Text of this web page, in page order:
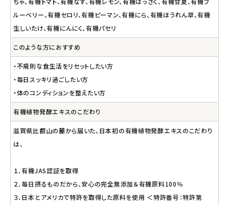
ルーベリー、有機セロリ、有機ピーマン、有機にら、有機ほうれん草、有機
生しいたけ、有機にんにく、有機パセリ
このような方におすすめ
・不規則な食生活をリセットしたい方
・毎日スッキリ過ごしたい方
・体のコンディションを整えたい方
有機植物発酵エキスのこだわり
滋賀県比叡山の麓から届いた、日本初の有機植物発酵エキスのこだわり
は、
１．有機JAS認証を取得
２．毎日摂るものだから、安心の完全無添加＆有機原料100％
３．日本とアメリカで特許を取得した原料を使用 ＜特許番号：特許第